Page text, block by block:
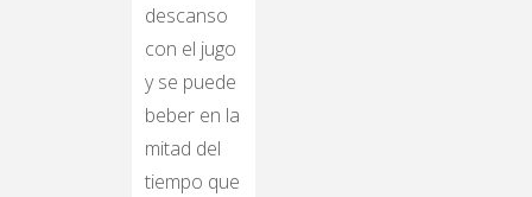
descanso
con el jugo
y se puede
beber en la
mitad del
tiempo que